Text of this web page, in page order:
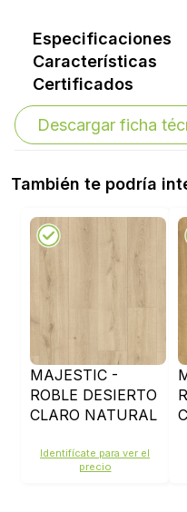
Especificaciones
Características
Certificados
Descargar ficha
También te podría
MAJESTIC -
ROBLE DESIERTO
CLARO NATURAL
Identifícate para ver el
precio